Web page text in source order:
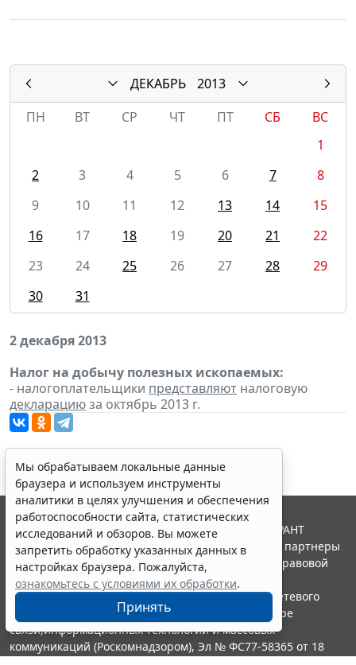
ДЕКАБРЬ
2013
ПН
ВТ СР ЧТ ПТ СБ
ВС
1
2
3 4 5 6 7
8
9
10 11 12 13 14
15
16
17 18 19 20 21
22
23
24 25 26 27 28
29
30
31
2 декабря 2013
Налог на добычу полезных ископаемых:
- налогоплательщики представляют налоговую
декларациюза октябрь 2013 г.
Мы обрабатываем локальные данные
браузера и используем инструменты
аналитики в целях улучшения и обеспечения
работоспособности сайта, статистических
исследований и обзоров. Вы можете
запретить обработку указанных данных в
настройках браузера. Пожалуйста,
ознакомьтесь с условиями их обработки.
Принять
© ООО "НПП "ГАРАНТ-СЕРВИС", 2026. Система ГАРАНТ
выпускается с 1990 года. Компания "Гарант" и ее партнеры
являются участниками Российской ассоциации правовой
информации ГАРАНТ.
Портал ГАРАНТ.РУ зарегистрирован в качестве сетевого
издания Федеральной службой по надзору в сфере
связи,информационных технологий и массовых
коммуникаций (Роскомнадзором), Эл № ФС77-58365 от 18